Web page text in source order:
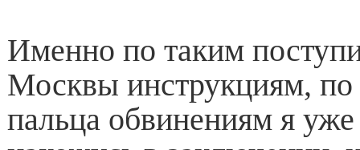
Именно по таким
Москвы инструкциям,
пальца обвинениям я уже